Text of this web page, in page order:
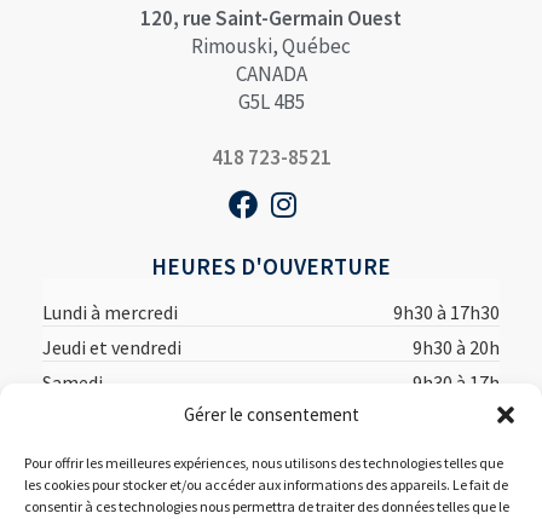
Gérer le consentement
Pour offrir les meilleures expériences, nous utilisons des technologies telles que
les cookies pour stocker et/ou accéder aux informations des appareils. Le fait de
consentir à ces technologies nous permettra de traiter des données telles que le
120, rue Saint-Germain Ouest
Rimouski, Québec
CANADA
G5L 4B5
418 723-8521
HEURES D'OUVERTURE
Lundi à mercredi
9h30 à 17h30
Jeudi et vendredi
9h30 à 20h
Samedi
9h30 à 17h
12h à 17h